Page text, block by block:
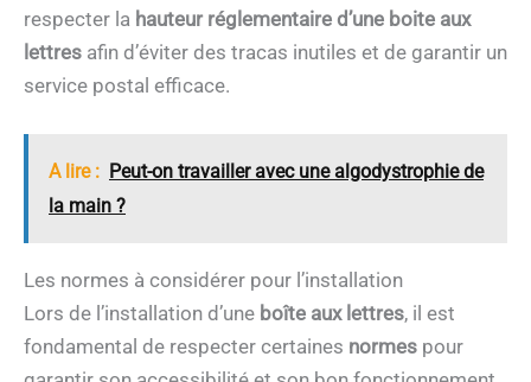
respecter la hauteur réglementaire d’une boite aux
lettres afin d’éviter des tracas inutiles et de garantir un
service postal efficace.
A lire : Peut-on travailler avec une algodystrophie de
la main ?
Les normes à considérer pour l’installation
Lors de l’installation d’une boîte aux lettres, il est
fondamental de respecter certaines normes pour